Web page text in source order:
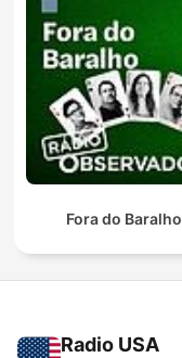
Fora do Baralho
Radio USA